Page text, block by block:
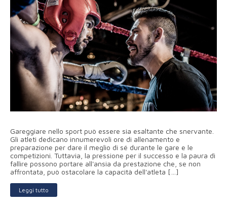
Gareggiare nello sport può essere sia esaltante che snervante.
Gli atleti dedicano innumerevoli ore di allenamento e
preparazione per dare il meglio di sé durante le gare e le
competizioni. Tuttavia, la pressione per il successo e la paura di
fallire possono portare all'ansia da prestazione che, se non
affrontata, può ostacolare la capacità dell'atleta […]
Leggi tutto